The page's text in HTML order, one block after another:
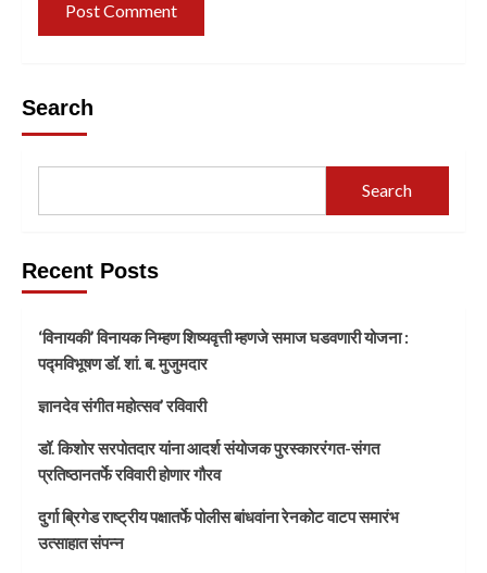
Search
Search
Recent Posts
‘विनायकी’ विनायक निम्हण शिष्यवृत्ती म्हणजे समाज घडवणारी योजना :
पद्मविभूषण डॉ. शां. ब. मुजुमदार
ज्ञानदेव संगीत महोत्सव’ रविवारी
डॉ. किशोर सरपोतदार यांना आदर्श संयोजक पुरस्काररंगत-संगत
प्रतिष्ठानतर्फे रविवारी होणार गौरव
दुर्गा ब्रिगेड राष्ट्रीय पक्षातर्फे पोलीस बांधवांना रेनकोट वाटप समारंभ
उत्साहात संपन्न